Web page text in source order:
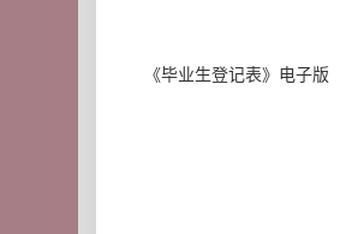
《毕业生登记表》电子版